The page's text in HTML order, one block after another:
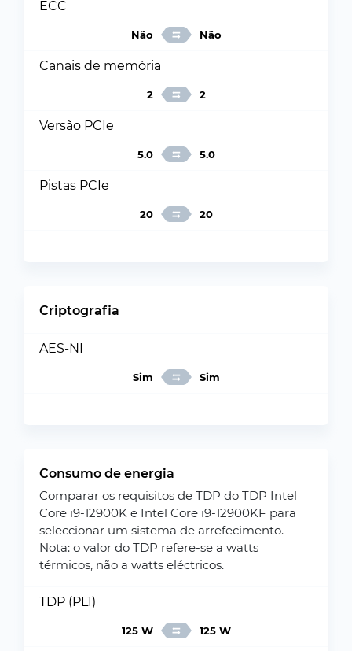
ECC
Não Não
Canais de memória
2 2
Versão PCIe
5.0 5.0
Pistas PCIe
20 20
Criptografia
AES-NI
Sim Sim
Consumo de energia
Comparar os requisitos de TDP do TDP Intel
Core i9-12900K e Intel Core i9-12900KF para
seleccionar um sistema de arrefecimento.
Nota: o valor do TDP refere-se a watts
térmicos, não a watts eléctricos.
TDP (PL1)
125 W 125 W